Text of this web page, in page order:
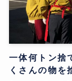
一体何トン捨
くさんの物を